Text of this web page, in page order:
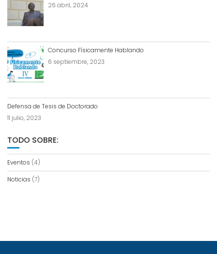
26 abril, 2024
Concurso Físicamente Hablando
6 septiembre, 2023
Defensa de Tesis de Doctorado
11 julio, 2023
TODO SOBRE:
Eventos (4)
Noticias (7)